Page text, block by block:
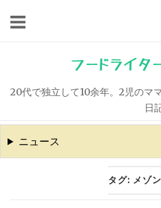
キ
ッ
フードライタ
20代で独立して10余年。2児のマ
日
ニュース
タグ: メゾ